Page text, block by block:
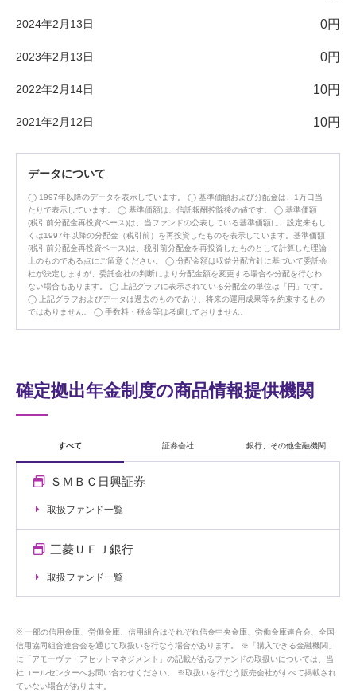
2024年2月13日 0円
2023年2月13日 0円
2022年2月14日 10円
2021年2月12日 10円
データについて
1997年以降のデータを表示しています。
基準価額および分配金は、1万口当
たりで表示しています。
基準価額は、信託報酬控除後の値です。
基準価額
(税引前分配金再投資ベース)は、当ファンドの公表している基準価額に、設定来もし
くは1997年以降の分配金（税引前）を再投資したものを表示しています。基準価額
(税引前分配金再投資ベース)は、税引前分配金を再投資したものとして計算した理論
上のものである点にご留意ください。
分配金額は収益分配方針に基づいて委託会
社が決定しますが、委託会社の判断により分配金額を変更する場合や分配を行なわ
ない場合もあります。
上記グラフに表示されている分配金の単位は「円」です。
上記グラフおよびデータは過去のものであり、将来の運用成果等を約束するもの
ではありません。
手数料・税金等は考慮しておりません。
確定拠出年金制度の商品情報提供機関
すべて 証券会社 銀行、その他金融機関
ＳＭＢＣ日興証券
取扱ファンド一覧
三菱ＵＦＪ銀行
取扱ファンド一覧
一部の信用金庫、労働金庫、信用組合はそれぞれ信金中央金庫、労働金庫連合会、全国
信用協同組合連合会を通じて取扱いを行なう場合があります。 ※「購入できる金融機関」
に「アモーヴァ・アセットマネジメント」の記載があるファンドの取扱いについては、当
社コールセンターへお問い合わせください。 ※取扱いを行なう販売会社がすべて掲載され
ていない場合があります。